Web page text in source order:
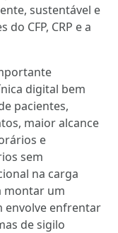
sustentável e
CFP, CRP e a
digital bem
pacientes,
maior alcance
e
sem
na carga
montar um
envolve enfrentar
de sigilo